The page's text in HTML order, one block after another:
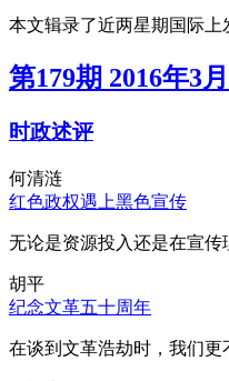
本文辑录了近两星期国际上
第179期 2016年3
时政述评
何清涟
红色政权遇上黑色宣传
无论是资源投入还是在宣传
胡平
纪念文革五十周年
在谈到文革浩劫时，我们更